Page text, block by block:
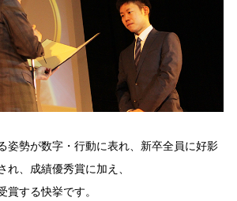
姿勢が数字・行動に表れ、新卒全員に好影
れ、成績優秀賞に加え、
賞する快挙です。